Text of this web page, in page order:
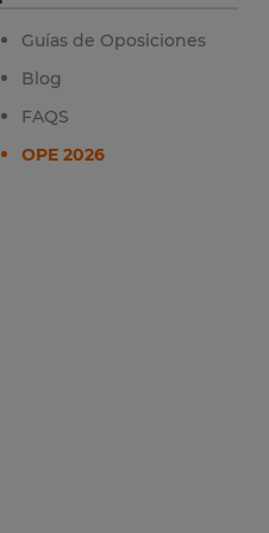
Guías de Oposiciones
Blog
FAQS
OPE 2026